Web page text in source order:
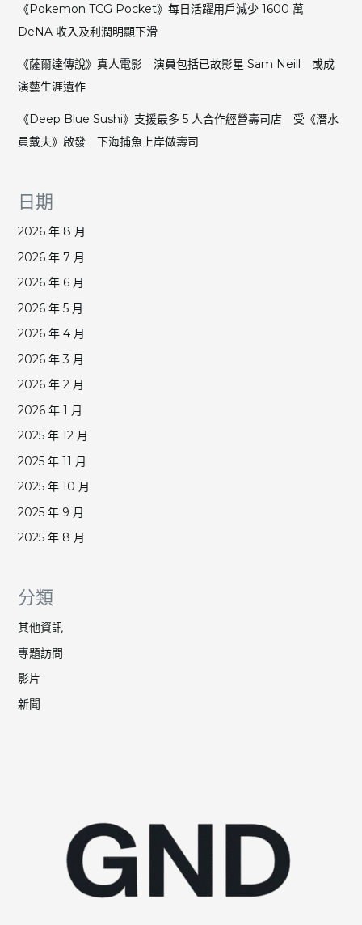
《Pokemon TCG Pocket》每日活躍用戶減少 1600 萬
DeNA 收入及利潤明顯下滑
《薩爾達傳說》真人電影 演員包括已故影星 Sam Neill 或成
演藝生涯遺作
《Deep Blue Sushi》支援最多 5 人合作經營壽司店 受《潛水
員戴夫》啟發 下海捕魚上岸做壽司
日期
2026 年 8 月
2026 年 7 月
2026 年 6 月
2026 年 5 月
2026 年 4 月
2026 年 3 月
2026 年 2 月
2026 年 1 月
2025 年 12 月
2025 年 11 月
2025 年 10 月
2025 年 9 月
2025 年 8 月
分類
其他資訊
專題訪問
影片
新聞